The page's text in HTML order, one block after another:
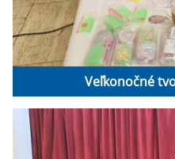
Veľkonočné